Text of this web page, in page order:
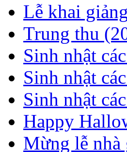
Lễ khai
Trung thu
Sinh nhật
Sinh nhật
Sinh nhật
Happy
Mừng lễ nhà